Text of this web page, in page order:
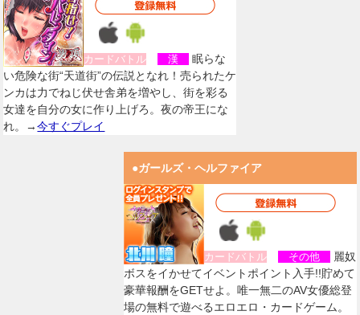
カードバトル 漢
眠らな
い危険な街“天道街”の伝説となれ！売られたケ
ンカは力でねじ伏せ舎弟を増やし、街を彩る
女達を自分の女に作り上げろ。夜の帝王にな
れ。→今すぐプレイ
●ガールズ・ヘルファイア
カードバトル その他
麗奴
ボスをイかせてイベントポイント入手!!貯めて
豪華報酬をGETせよ。唯一無二のAV女優総登
場の無料で遊べるエロエロ・カードゲーム。